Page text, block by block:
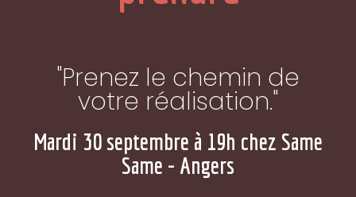
"Prenez le chemin de
votre réalisation."
Mardi 30 septembre à 19h chez Same
Same - Angers